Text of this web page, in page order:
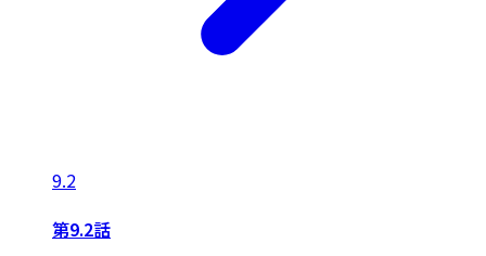
9.2
第9.2話